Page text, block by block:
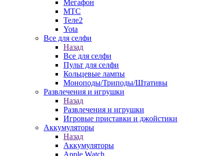
Мегафон
МТС
Теле2
Yota
Все для селфи
Назад
Все для селфи
Пульт для селфи
Кольцевые лампы
Моноподы/Триподы/Штативы
Развлечения и игрушки
Назад
Развлечения и игрушки
Игровые приставки и джойстики
Аккумуляторы
Назад
Аккумуляторы
Apple Watch